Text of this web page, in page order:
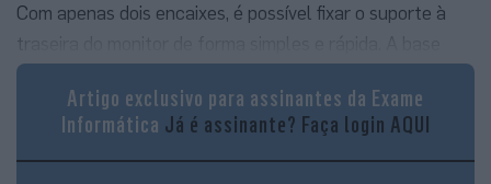
Com apenas dois encaixes, é possível fixar o suporte à
traseira do monitor de forma simples e rápida. A base
inclui ainda um orifício para a passagem dos cabos,
permitindo uma maior organização na secretária. Na zona
inferior da traseira e do ecrã, encontra-se uma barra
revestida por tecido, que não só melhora a experiência
Artigo exclusivo para assinantes da Exame
Informática Já é assinante? Faça login AQUI